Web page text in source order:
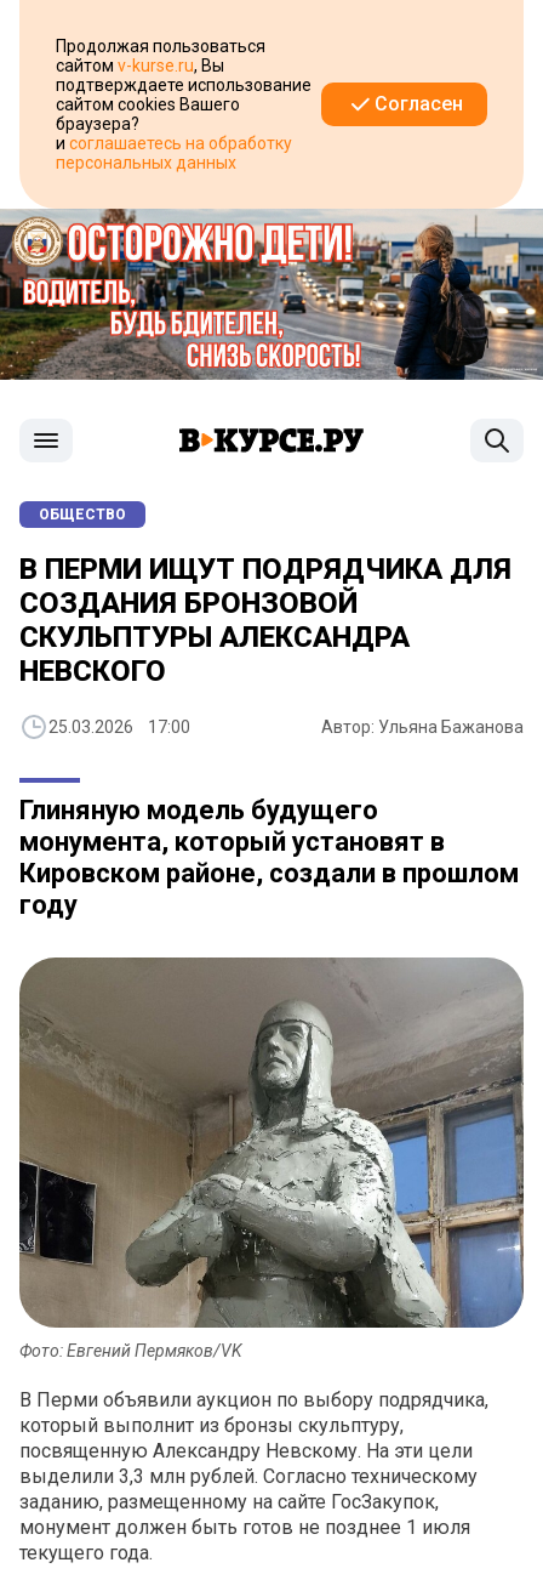
Продолжая пользоваться
сайтом v-kurse.ru, Вы
подтверждаете использование
сайтом cookies Вашего
браузера?
и соглашаетесь на обработку
персональных данных
Согласен
ОБЩЕСТВО
В ПЕРМИ ИЩУТ ПОДРЯДЧИКА ДЛЯ
СОЗДАНИЯ БРОНЗОВОЙ
СКУЛЬПТУРЫ АЛЕКСАНДРА
НЕВСКОГО
25.03.2026 17:00 Автор: Ульяна Бажанова
Глиняную модель будущего
монумента, который установят в
Кировском районе, создали в прошлом
году
Фото: Евгений Пермяков/VK
В Перми объявили аукцион по выбору подрядчика,
который выполнит из бронзы скульптуру,
посвященную Александру Невскому. На эти цели
выделили 3,3 млн рублей. Согласно техническому
заданию, размещенному на сайте ГосЗакупок,
монумент должен быть готов не позднее 1 июля
текущего года.